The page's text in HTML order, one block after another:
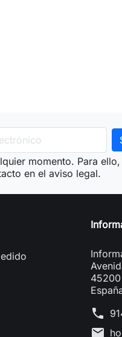
momento. Para
en el aviso legal.
phone
mail